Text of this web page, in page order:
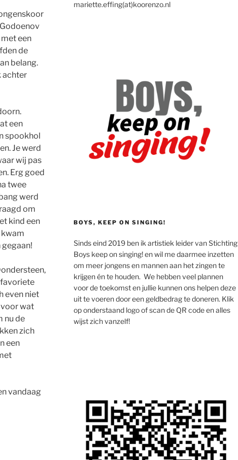
een
de
belang.
achter
een
spookhol
Je werd
wij pas
Erg goed
twee
werd
om
kind een
kwam
gegaan!
even niet
voor wat
nu de
zich
een
vandaag
mariette.effing(at)koorenzo.nl
BOYS, KEEP ON SINGING!
Sinds eind 2019 ben ik artistiek leider van Stichting
Boys keep on singing! en wil me daarmee inzetten
om meer jongens en mannen aan het zingen te
krijgen én te houden. We hebben veel plannen
voor de toekomst en jullie kunnen ons helpen deze
uit te voeren door een geldbedrag te doneren. Klik
op onderstaand logo of scan de QR code en alles
wijst zich vanzelf!